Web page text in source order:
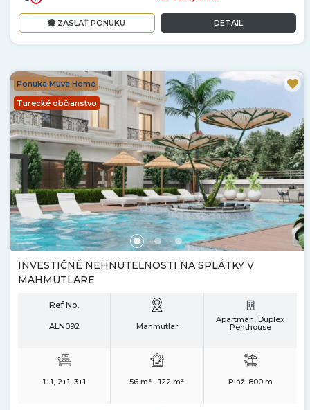
ZASLAŤ PONUKU DETAIL
Ponuka Muve Home
Turecké občianstvo
INVESTIČNÉ NEHNUTEĽNOSTI NA SPLÁTKY V
MAHMUTLARE
Ref No.
ALN092 Mahmutlar
Apartmán, Duplex
Penthouse
1+1, 2+1, 3+1 56 m² - 122 m² Pláž: 800 m